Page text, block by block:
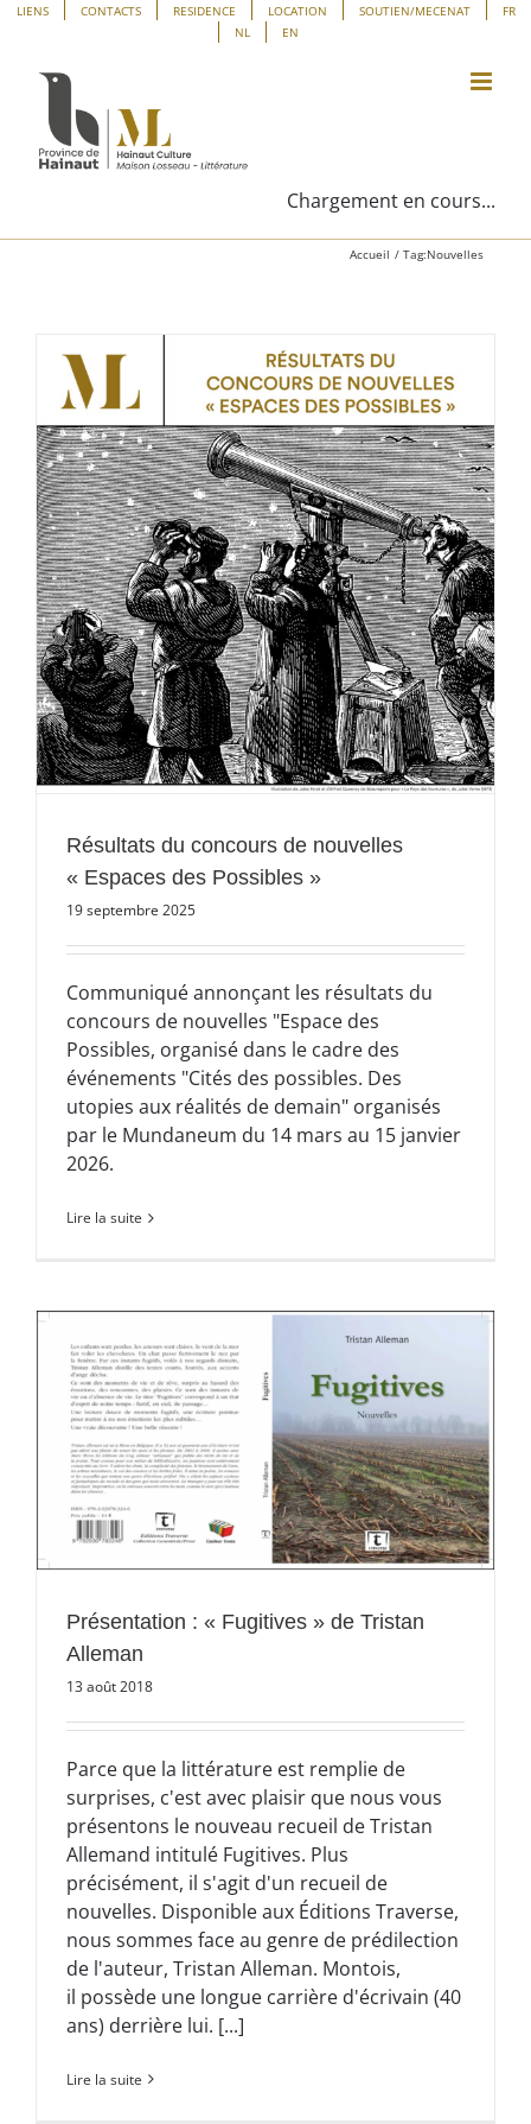
Panneau de gestion des cookies
Passer
contenu
LIENS CONTACTS RESIDENCE LOCATION SOUTIEN/MECENAT
FR
NL
EN
Chargement en cours...
Accueil Tag:Nouvelles
Résultats du concours de nouvelles
« Espaces des Possibles »
19 septembre 2025
Communiqué annonçant les résultats du
concours de nouvelles "Espace des
Possibles, organisé dans le cadre des
événements "Cités des possibles. Des
utopies aux réalités de demain" organisés
par le Mundaneum du 14 mars au 15 janvier
2026.
Lire la suite
Présentation : « Fugitives » de Tristan
Alleman
13 août 2018
Parce que la littérature est remplie de
surprises, c'est avec plaisir que nous vous
présentons le nouveau recueil de Tristan
Allemand intitulé Fugitives. Plus
précisément, il s'agit d'un recueil de
nouvelles. Disponible aux Éditions Traverse,
nous sommes face au genre de prédilection
de l'auteur, Tristan Alleman. Montois,
il possède une longue carrière d'écrivain (40
ans) derrière lui. [...]
Lire la suite